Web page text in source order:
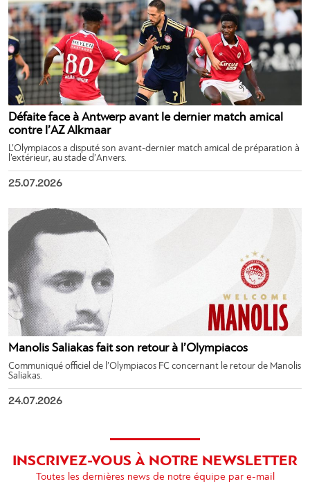
Défaite face à Antwerp avant le dernier match amical
contre l’AZ Alkmaar
L’Olympiacos a disputé son avant-dernier match amical de préparation à
l’extérieur, au stade d’Anvers.
25.07.2026
Manolis Saliakas fait son retour à l’Olympiacos
Communiqué officiel de l’Olympiacos FC concernant le retour de Manolis
Saliakas.
24.07.2026
INSCRIVEZ-VOUS À NOTRE NEWSLETTER
Toutes les dernières news de notre équipe par e-mail